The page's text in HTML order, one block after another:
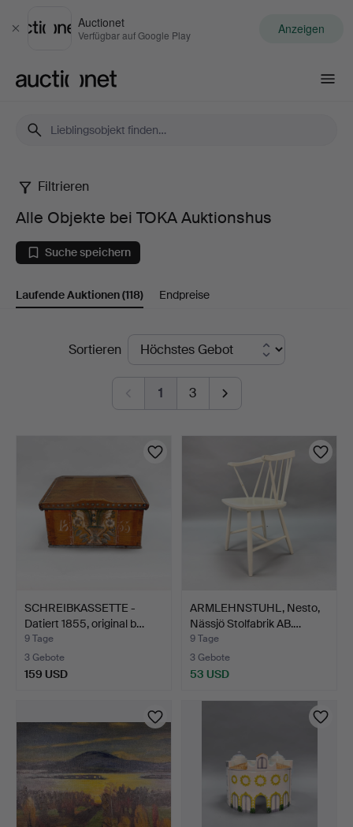
Schließen
Auctionet
Verfügbar auf Google Play Anzeigen
Alle
Objekte
bei
TOKA
Auktionshus
Filtrieren
Alle Objekte bei TOKA Auktionshus
Suche speichern
Laufende Auktionen(118) Endpreise
LaufendeSortieren
1 3
SCHREIBKASSETTE -
Datiert 1855, original b…
9 Tage
3 Gebote
159 USD
ARMLEHNSTUHL, Nesto,
Nässjö Stolfabrik AB.…
9 Tage
3 Gebote
53 USD